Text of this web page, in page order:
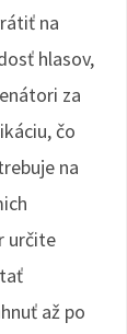
na
hlasov,
za
čo
na
určite
až po